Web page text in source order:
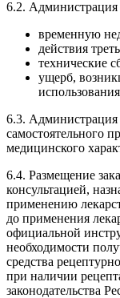
6.2. Администрация
временную
действия
технические
ущерб,
6.3. Администрация
самостоятельного
медицинского
6.4. Размещение
консультацией,
применению
до применения
официальной
необходимости
средства
при наличии
законодательства